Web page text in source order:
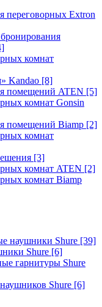
переговорных Extron
комнат
Kandao [8]
помещений ATEN [5]
комнат Gonsin
помещений Biamp [2]
комнат
[3]
комнат ATEN [2]
комнат Biamp
наушники Shure [39]
Shure [6]
гарнитуры Shure
Shure [6]